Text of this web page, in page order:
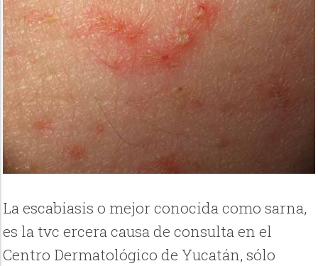
La escabiasis o mejor conocida como sarna,
es la tvc ercera causa de consulta en el
Centro Dermatológico de Yucatán, sólo